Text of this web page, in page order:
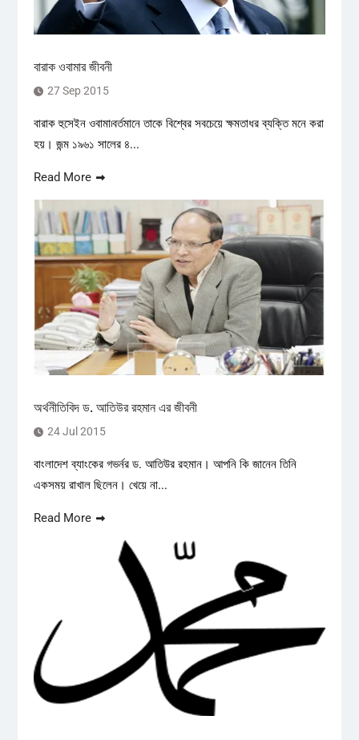
বারাক ওবামার জীবনী
27 Sep 2015
বারাক হুসেইন ওবামা৷বর্তমানে তাকে বিশ্বের সবচেয়ে ক্ষমতাধর ব্যক্তি মনে করা
হয়। জন্ম ১৯৬১ সালের ৪...
Read More
অর্থনীতিবিদ ড. আতিউর রহমান এর জীবনী
24 Jul 2015
বাংলাদেশ ব্যাংকের গভর্নর ড. আতিউর রহমান। আপনি কি জানেন তিনি
একসময় রাখাল ছিলেন। খেয়ে না...
Read More